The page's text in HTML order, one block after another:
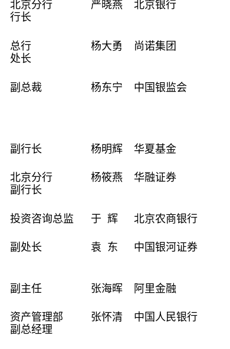
北京分行
行长
严晓燕 北京银行
总行
处长
杨大勇 尚诺集团
副总裁 杨东宁 中国银监会
副行长 杨明辉 华夏基金
北京分行
副行长
杨筱燕 华融证券
投资咨询总监 于 辉 北京农商银行
副处长 袁 东 中国银河证券
副主任 张海晖 阿里金融
资产管理部
副总经理
张怀清 中国人民银行